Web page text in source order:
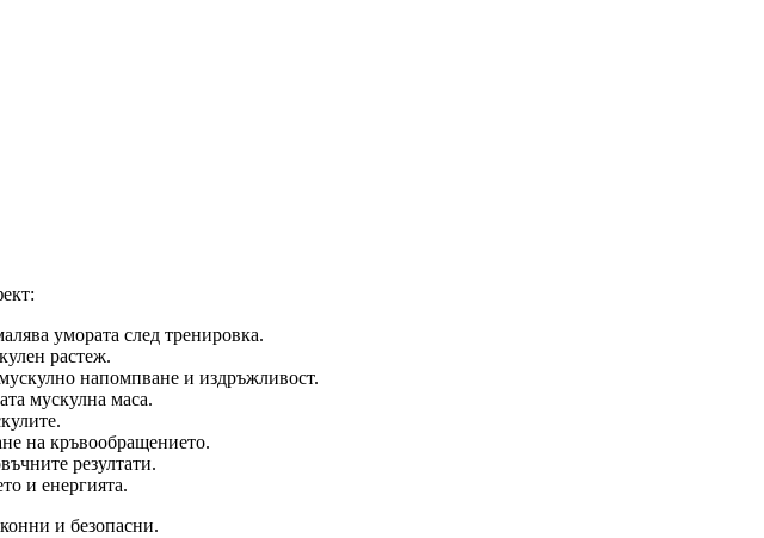
умората след тренировка.
растеж.
напомпване и издръжливост.
мускулна маса.
на кръвообращението.
резултати.
и енергията.
и безопасни.